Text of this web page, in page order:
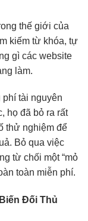
thế giới của
kiếm từ khóa, tự
gì các website
làm.
tài nguyên
họ đã bỏ ra rất
thử nghiệm để
Bỏ qua việc
từ chối một “mỏ
toàn miễn phí.
Đối Thủ